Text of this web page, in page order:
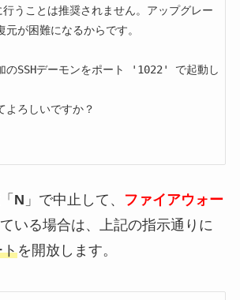
行うことは推奨されません。アップグレー
元が困難になるからです。
のSSHデーモンをポート '1022' で起動し
よろしいですか？
N 」で中止して、
ファイアウォー
いる場合は、上記の指示通りに
トを開放します。